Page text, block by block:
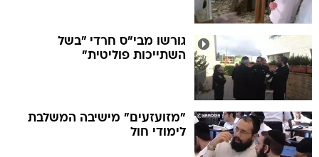
גורשו מבי"ס חרדי "בשל
השתייכות פוליטית"
"מזועזעים" מישיבה המשלבת
לימודי חול